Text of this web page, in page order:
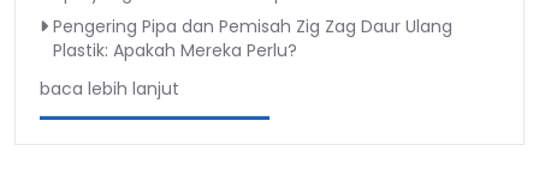
Pengering Pipa dan Pemisah Zig Zag Daur Ulang
Plastik: Apakah Mereka Perlu?
baca lebih lanjut